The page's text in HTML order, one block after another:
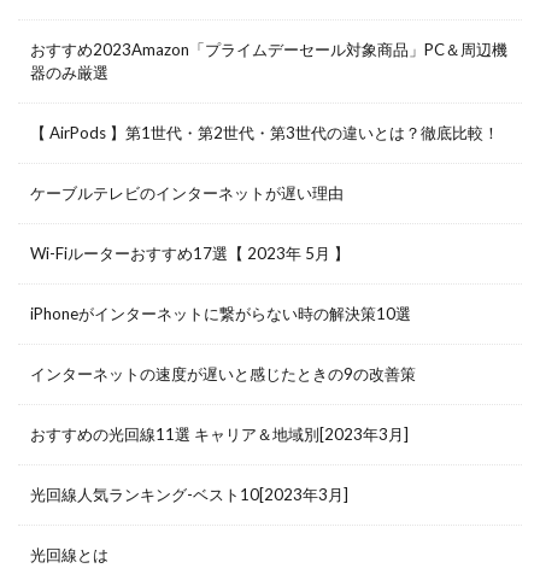
おすすめ2023Amazon「プライムデーセール対象商品」PC＆周辺機
器のみ厳選
【 AirPods 】第1世代・第2世代・第3世代の違いとは？徹底比較！
ケーブルテレビのインターネットが遅い理由
Wi-Fiルーターおすすめ17選【 2023年 5月 】
iPhoneがインターネットに繋がらない時の解決策10選
インターネットの速度が遅いと感じたときの9の改善策
おすすめの光回線11選 キャリア＆地域別[2023年3月]
光回線人気ランキング-ベスト10[2023年3月]
光回線とは